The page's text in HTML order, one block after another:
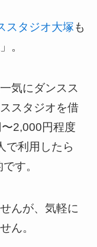
スタジオ大塚も
。
気にダンスス
スタジオを借
2,000円程度
で利用したら
す。
んが、気軽に
ん。